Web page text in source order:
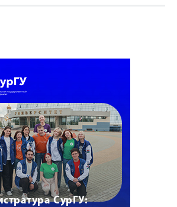
СурГУ: